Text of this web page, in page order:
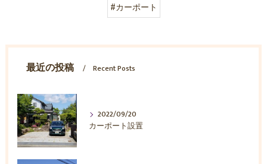
#カーポート
最近の投稿 Recent Posts
2022/09/20
カーポート設置